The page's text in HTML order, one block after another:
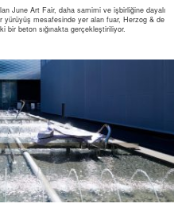
June Art Fair, daha samimi ve işbirliğine dayalı
yürüyüş mesafesinde yer alan fuar, Herzog & de
bir beton sığınakta gerçekleştiriliyor.